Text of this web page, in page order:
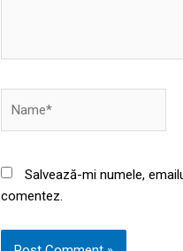
Salvează-mi numele,
comentez.